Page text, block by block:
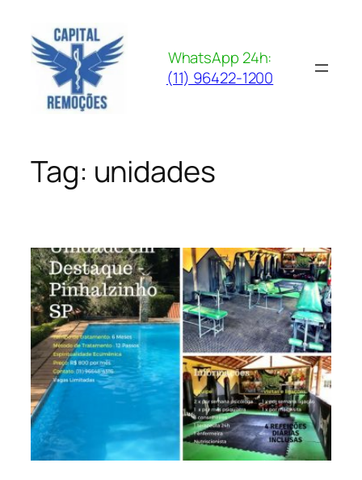
para
conteúdo
WhatsApp 24h:
(11) 96422-1200
Tag: unidades